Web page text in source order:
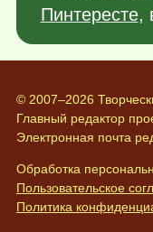
Пинтересте,
© 2007–2026
Главный редактор
Электронная почта
Обработка
Пользовательское
Политика